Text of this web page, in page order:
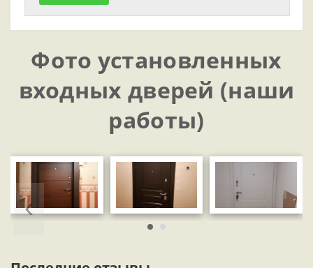
Фото установленных
входных дверей (наши
работы)
‹